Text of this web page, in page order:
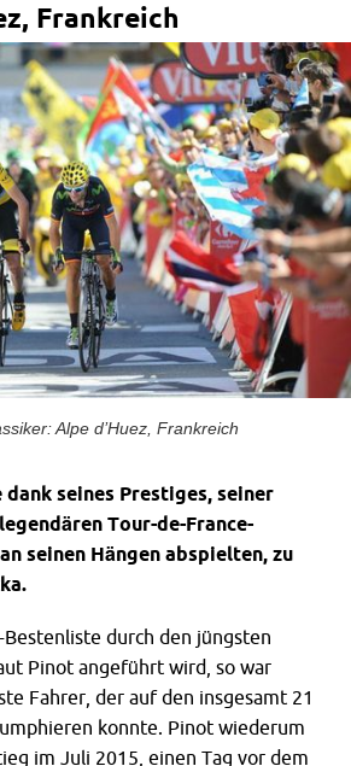
Frankreich
Alpe d’Huez, Frankreich
dank seines Prestiges, seiner
Tour-de-France-
seinen Hängen abspielten, zu
durch den jüngsten
Pinot angeführt wird, so war
Fahrer, der auf den insgesamt 21
konnte. Pinot wiederum
im Juli 2015, einen Tag vor dem